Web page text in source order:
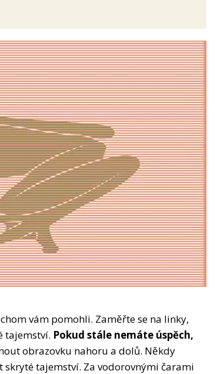
vám pomohli. Zaměřte se na linky,
tajemství. Pokud stále nemáte úspěch,
obrazovku nahoru a dolů. Někdy
tajemství. Za vodorovnými čarami